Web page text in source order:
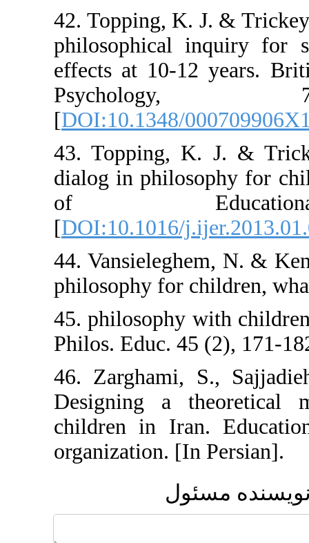
42. Topping, K.
philosophical
effects at 10-
[DOI:10.1348/
43. Topping,
dialog in
of
[DOI:10.1016/
44.
philosophy for
45. philosophy
Philos. Educ.
46. Zarghami,
Designing a
children in
organization.